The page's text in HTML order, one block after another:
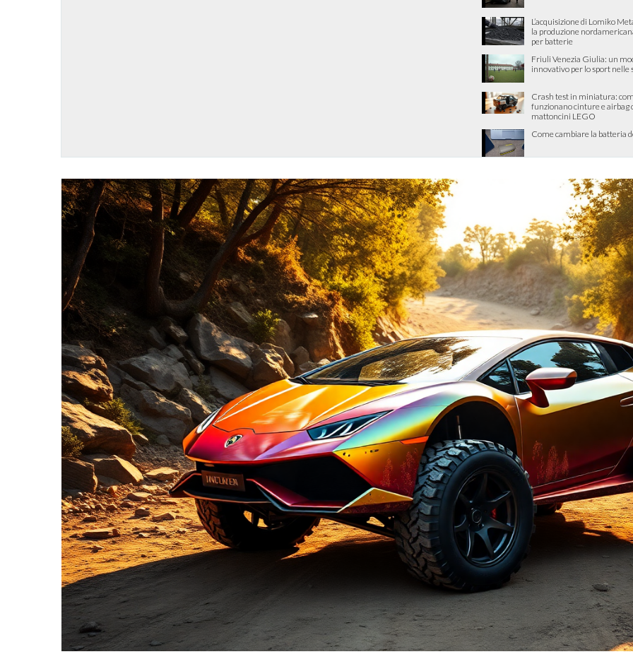
L’acquisizione di Lomiko
la produzione
per batterie
Friuli Venezia Giulia: un
innovativo per lo sport nelle
Crash test in miniatura:
funzionano cinture e airbag
mattoncini LEGO
Come cambiare la batteria